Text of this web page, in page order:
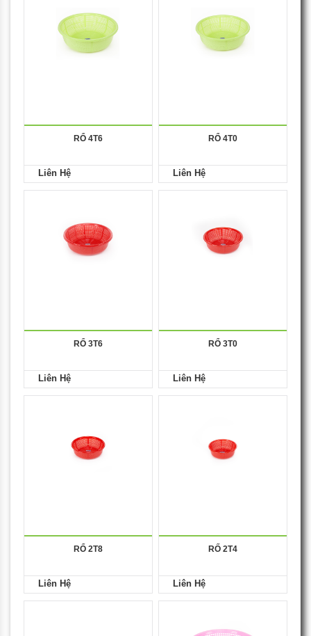
RỔ 4T6
Liên Hệ
RỔ 4T0
Liên Hệ
RỔ 3T6
Liên Hệ
RỔ 3T0
Liên Hệ
RỔ 2T8
Liên Hệ
RỐ 2T4
Liên Hệ